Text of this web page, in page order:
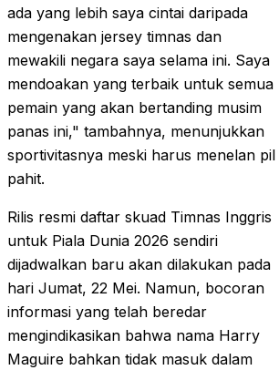
ada yang lebih saya cintai daripada
mengenakan jersey timnas dan
mewakili negara saya selama ini. Saya
mendoakan yang terbaik untuk semua
pemain yang akan bertanding musim
panas ini," tambahnya, menunjukkan
sportivitasnya meski harus menelan pil
pahit.
Rilis resmi daftar skuad Timnas Inggris
untuk Piala Dunia 2026 sendiri
dijadwalkan baru akan dilakukan pada
hari Jumat, 22 Mei. Namun, bocoran
informasi yang telah beredar
mengindikasikan bahwa nama Harry
Maguire bahkan tidak masuk dalam